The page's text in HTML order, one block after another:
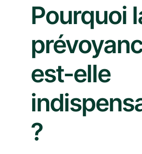
Pourquoi
est-elle
?